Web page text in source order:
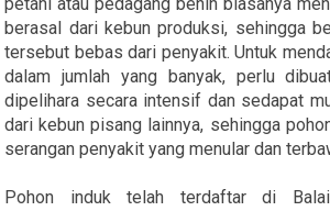
berasal dari kebun produksi, sehingga
tersebut bebas dari penyakit. Untuk
dalam jumlah yang banyak, perlu
dipelihara secara intensif dan sedapat
dari kebun pisang lainnya, sehingga
serangan penyakit yang menular dan
Pohon induk telah terdaftar di